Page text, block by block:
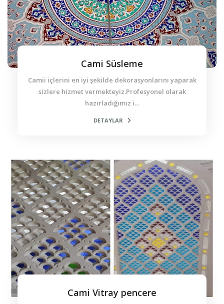
Cami Süsleme
Camii içlerini en iyi şekilde dekorasyonlarını yaparak
sizlere hizmet vermekteyiz.Profesyonel olarak
hazırladığımız i...
DETAYLAR
Cami Vitray pencere